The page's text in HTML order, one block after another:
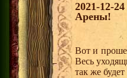
2021-12-
Арены!
Вот и
Весь
так же будет